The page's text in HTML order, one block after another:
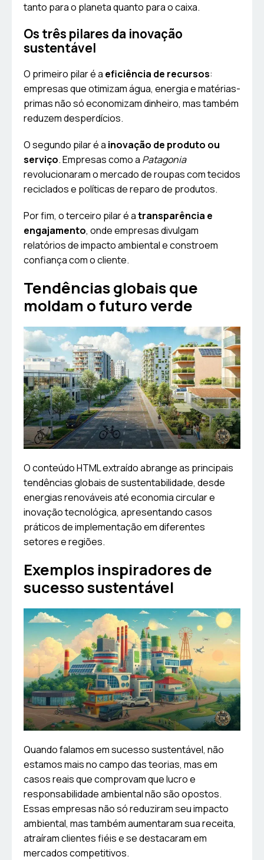
tanto para o planeta quanto para o caixa.
Os três pilares da inovação
sustentável
O primeiro pilar é a eficiência de recursos:
empresas que otimizam água, energia e matérias-
primas não só economizam dinheiro, mas também
reduzem desperdícios.
O segundo pilar é a inovação de produto ou
serviço. Empresas como a Patagonia
revolucionaram o mercado de roupas com tecidos
reciclados e políticas de reparo de produtos.
Por fim, o terceiro pilar é atransparência e
engajamento, onde empresas divulgam
relatórios de impacto ambiental e constroem
confiança com o cliente.
Tendências globais que
moldam o futuro verde
O conteúdo HTML extraído abrange as principais
tendências globais de sustentabilidade, desde
energias renováveis até economia circular e
inovação tecnológica, apresentando casos
práticos de implementação em diferentes
setores e regiões.
Exemplos inspiradores de
sucesso sustentável
Quando falamos em sucesso sustentável, não
estamos mais no campo das teorias, mas em
casos reais que comprovam que lucro e
responsabilidade ambiental não são opostos.
Essas empresas não só reduziram seu impacto
ambiental, mas também aumentaram sua receita,
atraíram clientes fiéis e se destacaram em
mercados competitivos.